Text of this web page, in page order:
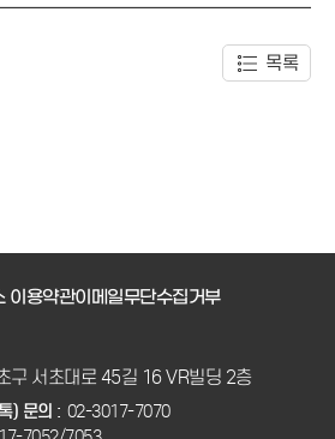
목록
이용약관이메일무단수집거부
구 서초대로 45길 16 VR빌딩 2층
) 문의 : 02-3017-7070